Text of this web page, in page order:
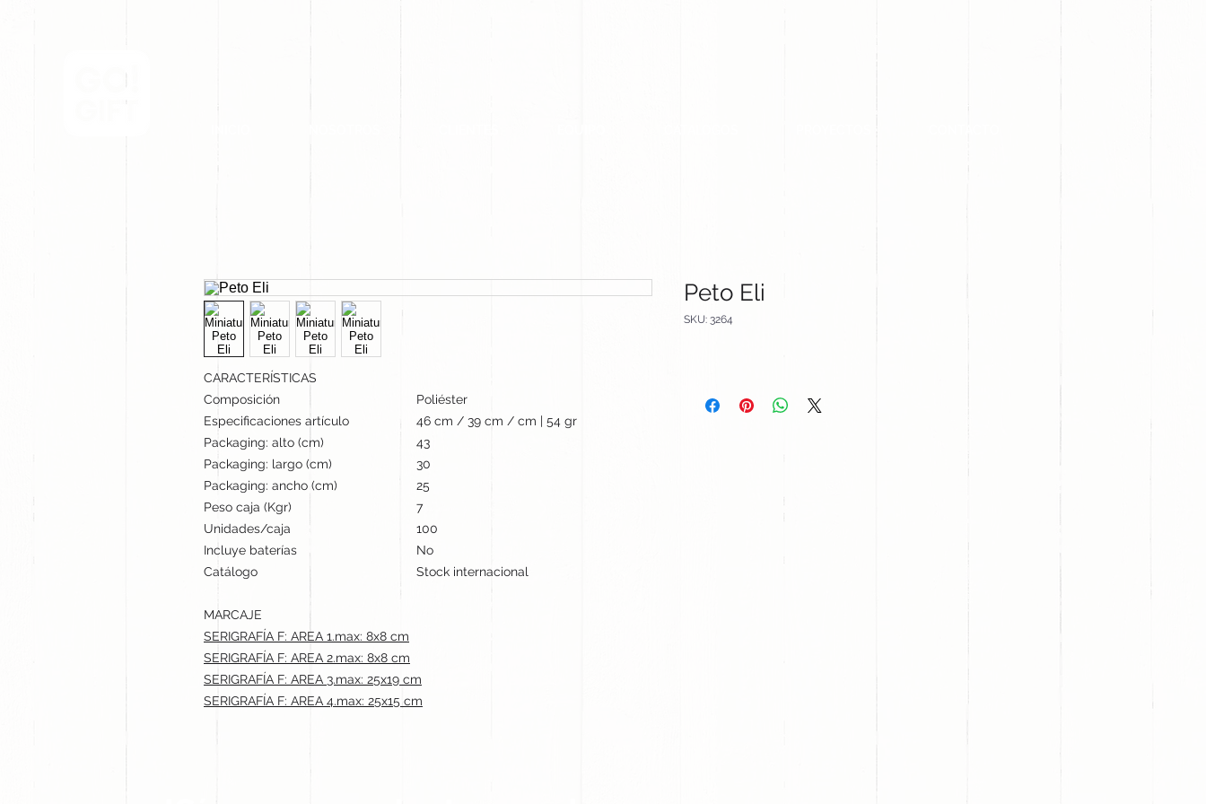
CARACTERÍSTICAS
Composición
Poliéster
Especificaciones artículo
46 cm / 39 cm / cm | 54 gr
Packaging: alto (cm)
43
Packaging: largo (cm)
30
Packaging: ancho (cm)
25
Peso caja (Kgr)
7
Unidades/caja
100
Incluye baterías
No
Catálogo
Stock internacional
MARCAJE
SERIGRAFÍA F: AREA 1.max: 8x8 cm
SERIGRAFÍA F: AREA 2.max: 8x8 cm
SERIGRAFÍA F: AREA 3.max: 25x19 cm
SERIGRAFÍA F: AREA 4.max: 25x15 cm
Peto Eli
SKU: 3264